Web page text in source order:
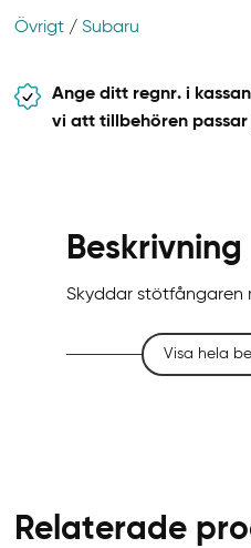
Övrigt /Subaru
Ange ditt regnr. i
vi att tillbehören passar
Beskrivning
Skyddar stötfångaren
Visa hela
Relaterade